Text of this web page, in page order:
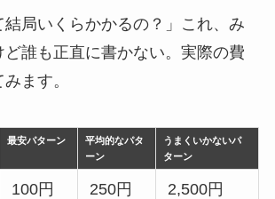
結局いくらかかるの？」これ、み
ど誰も正直に書かない。実際の費
ます。
最安パターン
平均的なパタ
ーン
うまくいかないパ
ターン
100円
250円
2,500円